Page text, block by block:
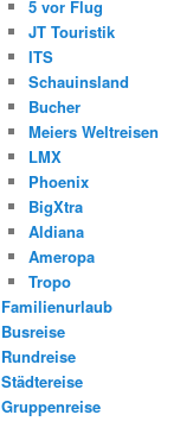
5 vor Flug
JT Touristik
ITS
Schauinsland
Bucher
Meiers Weltreisen
LMX
Phoenix
BigXtra
Aldiana
Ameropa
Tropo
Familienurlaub
Busreise
Rundreise
Städtereise
Gruppenreise